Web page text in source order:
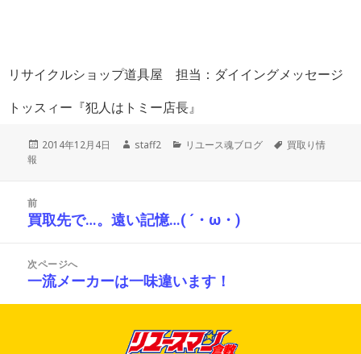
リサイクルショップ道具屋 担当：ダイイングメッセージ
トッスィー『犯人はトミー店長』
投
2014年12月4日
作
staff2
カ
リユース魂ブログ
タ
買取り情
報
前
前
投
稿:
買取先で…。遠い記憶…( ´・ω・)
次ページへ
次
の
一流メーカーは一味違います！